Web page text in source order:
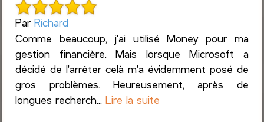
ParRichard
Comme beaucoup, j'ai utilisé Money pour ma
gestion financière. Mais lorsque Microsoft a
décidé de l'arrêter celà m'a évidemment posé de
gros problèmes. Heureusement, après de
longues recherch...Lire la suite